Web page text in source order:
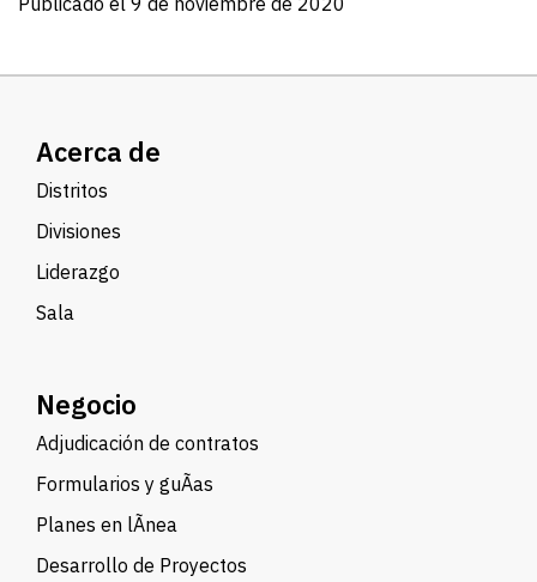
Acerca de
Distritos
Divisiones
Liderazgo
Sala
Negocio
Adjudicación de contratos
Formularios y guÃ­as
Planes en lÃ­nea
Desarrollo de Proyectos